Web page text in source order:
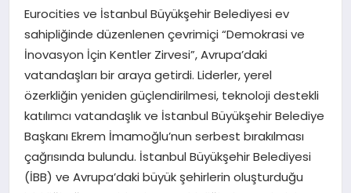
MAGAZIN
SAĞLIK
TEKNOLOJI
Eurocities ve İstanbul Büyükşehir Belediyesi ev
sahipliğinde düzenlenen çevrimiçi “Demokrasi ve
İnovasyon İçin Kentler Zirvesi”, Avrupa’daki
vatandaşları bir araya getirdi. Liderler, yerel
özerkliğin yeniden güçlendirilmesi, teknoloji destekli
katılımcı vatandaşlık ve İstanbul Büyükşehir Belediye
Başkanı Ekrem İmamoğlu’nun serbest bırakılması
çağrısında bulundu. İstanbul Büyükşehir Belediyesi
(İBB) ve Avrupa’daki büyük şehirlerin oluşturduğu